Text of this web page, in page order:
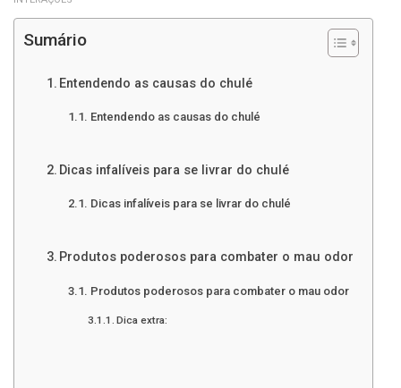
Sumário
Entendendo as causas do chulé
Entendendo as causas do chulé
Dicas infalíveis para se livrar do chulé
Dicas infalíveis para se livrar do chulé
Produtos poderosos para combater o mau odor
Produtos poderosos para combater o mau odor
Dica extra: